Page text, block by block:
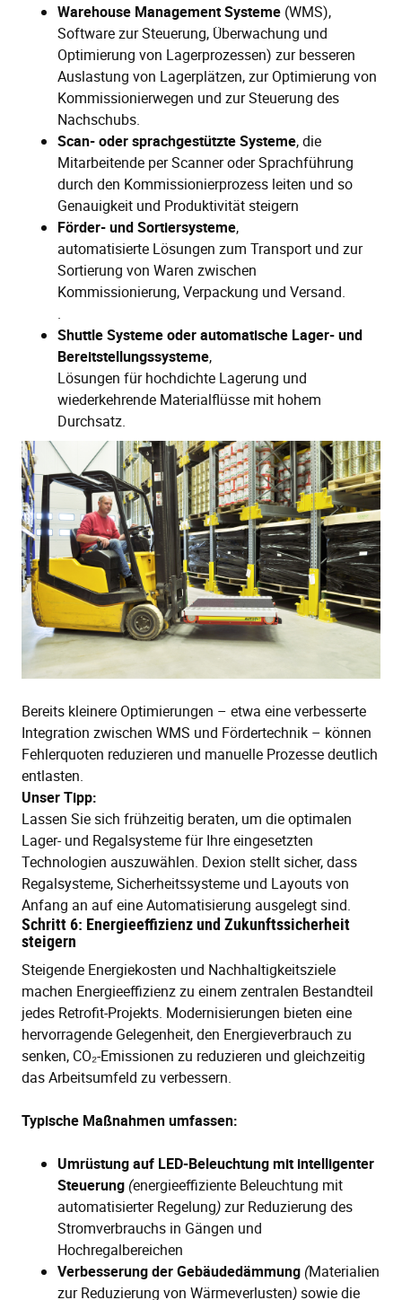
Warehouse Management Systeme (WMS),
Software zur Steuerung, Überwachung und
Optimierung von Lagerprozessen) zur besseren
Auslastung von Lagerplätzen, zur Optimierung von
Kommissionierwegen und zur Steuerung des
Nachschubs.
Scan- oder sprachgestützteSysteme, die
Mitarbeitende per Scanner oder Sprachführung
durch den Kommissionierprozess leiten und so
Genauigkeit und Produktivität steigern
Förder- und Sortiersysteme,
automatisierte Lösungen zum Transport und zur
Sortierung von Waren zwischen
Kommissionierung, Verpackung und Versand.
.
Shuttle Systeme oder automatische Lager- und
Bereitstellungssysteme,
Lösungen für hochdichte Lagerung und
wiederkehrende Materialflüsse mit hohem
Durchsatz.
Bereits kleinere Optimierungen – etwa eine verbesserte
Integration zwischen WMS und Fördertechnik – können
Fehlerquoten reduzieren und manuelle Prozesse deutlich
entlasten.
Unser Tipp:
Lassen Sie sich frühzeitig beraten, um die optimalen
Lager- und Regalsysteme für Ihre eingesetzten
Technologien auszuwählen. Dexion stellt sicher, dass
Regalsysteme, Sicherheitssysteme und Layouts von
Anfang an auf eine Automatisierung ausgelegt sind.
Schritt 6: Energieeffizienz und Zukunftssicherheit
steigern
Steigende Energiekosten und Nachhaltigkeitsziele
machen Energieeffizienz zu einem zentralen Bestandteil
jedes Retrofit-Projekts. Modernisierungen bieten eine
hervorragende Gelegenheit, den Energieverbrauch zu
senken, CO₂-Emissionen zu reduzieren und gleichzeitig
das Arbeitsumfeld zu verbessern.
Typische Maßnahmen umfassen:
Umrüstung auf LED-Beleuchtung mit intelligenter
Steuerung (energieeffiziente Beleuchtung mit
automatisierter Regelung)zur Reduzierung des
Stromverbrauchs in Gängen und
Hochregalbereichen
Verbesserung der Gebäudedämmung (Materialien
zur Reduzierung von Wärmeverlusten)sowie die